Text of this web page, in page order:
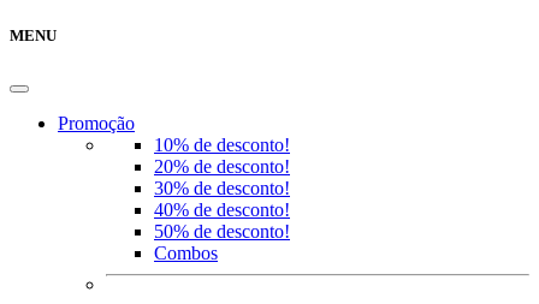
MENU
Promoção
10% de desconto!
20% de desconto!
30% de desconto!
40% de desconto!
50% de desconto!
Combos